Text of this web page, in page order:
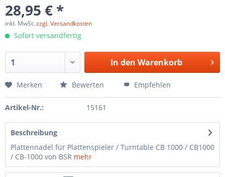
28,95 € *
inkl. MwSt.zzgl. Versandkosten
Sofort versandfertig
In den Warenkorb
Merken Bewerten Empfehlen
Artikel-Nr.: 15161
Beschreibung
Plattennadel für Plattenspieler / Turntable CB 1000 / CB1000
/ CB-1000 von BSR mehr